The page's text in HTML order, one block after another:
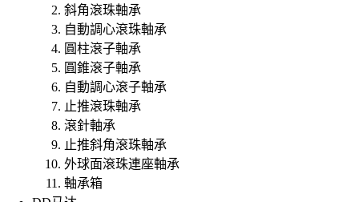
斜角滾珠軸承
自動調心滾珠軸承
圓柱滾子軸承
圓錐滾子軸承
自動調心滾子軸承
止推滾珠軸承
滾針軸承
止推斜角滾珠軸承
外球面滾珠連座軸承
軸承箱